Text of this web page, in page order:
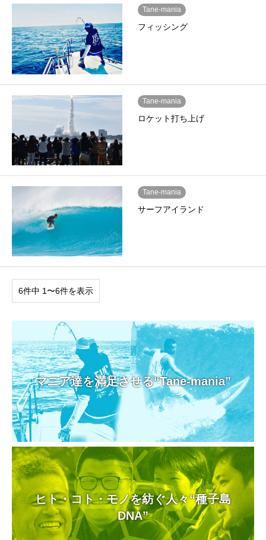
Tane-mania
フィッシング
Tane-mania
ロケット打ち上げ
Tane-mania
サーフアイランド
6件中 1〜6件を表示
マニア達を満足させる“Tane-mania”
ヒト・コト・モノを紡ぐ人々“種子島
DNA”